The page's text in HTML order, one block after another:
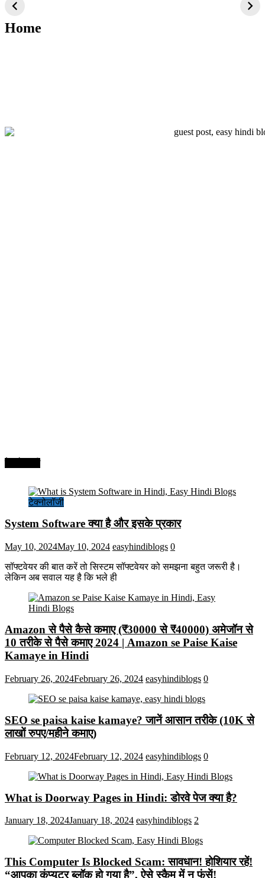
तकनीक जो आपको
2024 के लिए सीखनी
चाहिए
Home
टेक्नोलॉजी
System Software क्या है और इसके प्रकार
May 10, 2024May 10, 2024 easyhindiblogs 0
सॉफ्टवेयर की बात करें तो सिस्टम सॉफ्टवेयर को समझना बहुत जरूरी है।
लेकिन अब सवाल यह है कि भले ही
Amazon से पैसे कैसे कमाए (₹30000 से ₹40000) अमेजॉन से
10 तरीके से पैसे कमाए 2024 | Amazon se Paise Kaise
Kamaye in Hindi
February 26, 2024February 26, 2024 easyhindiblogs 0
SEO se paisa kaise kamaye? जानें आसान तरीके (10K से
लाखों रुपए/महीने कमाए)
February 12, 2024February 12, 2024 easyhindiblogs 0
What is Doorway Pages in Hindi: डोरवे पेज क्या है?
January 18, 2024January 18, 2024 easyhindiblogs 2
This Computer Is Blocked Scam: सावधान! होशियार रहें!
“आपका कंप्यूटर ब्लॉक हो गया है”, ऐसे स्कैम में न फंसें!